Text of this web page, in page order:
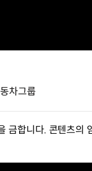
차그룹
금합니다. 콘텐츠